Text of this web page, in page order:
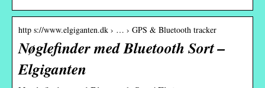
http s://www.elgiganten.dk › … › GPS & Bluetooth tracker
Nøglefinder med Bluetooth Sort –
Elgiganten